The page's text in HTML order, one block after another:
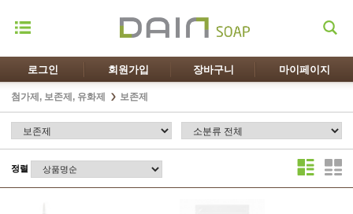
로그인 회원가입 장바구니 마이페이지
첨가제, 보존제, 유화제 보존제
정렬